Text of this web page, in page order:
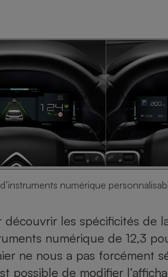
numérique
les spécificités de
numérique de 12,3
ne nous a pas forcément
possible de modifier
à
Four encastrable
-
Appareil photo
numérique
-
Lessive